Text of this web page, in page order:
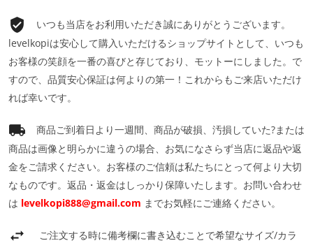
いつも当店をお利用いただき誠にありがとうございます。
levelkopiは安心して購入いただけるショップサイトとして、いつも
お客様の笑顔を一番の喜びと存じており、モットーにしました。で
すので、品質安心保証は何よりの第一！これからもご来店いただけ
れば幸いです。
商品ご到着日より一週間、商品が破損、汚損していた?または
商品は画像と明らかに違うの場合、お気になさらず当店に返品や返
金をご請求ください。お客様のご信頼は私たちにとって何より大切
なものです。返品・返金はしっかり保障いたします。お問い合わせ
は levelkopi888@gmail.com までお気軽にご連絡ください。
ご注文する時に備考欄に書き込むことで希望なサイズ/カラ